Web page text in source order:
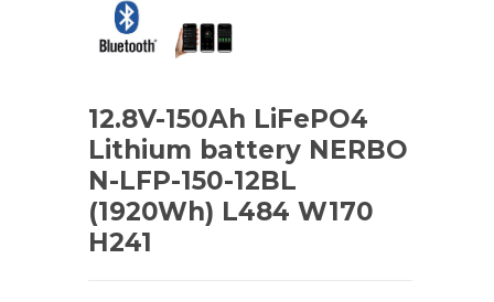
12.8V-150Ah LiFePO4
Lithium battery NERBO
N-LFP-150-12BL
(1920Wh) L484 W170
H241